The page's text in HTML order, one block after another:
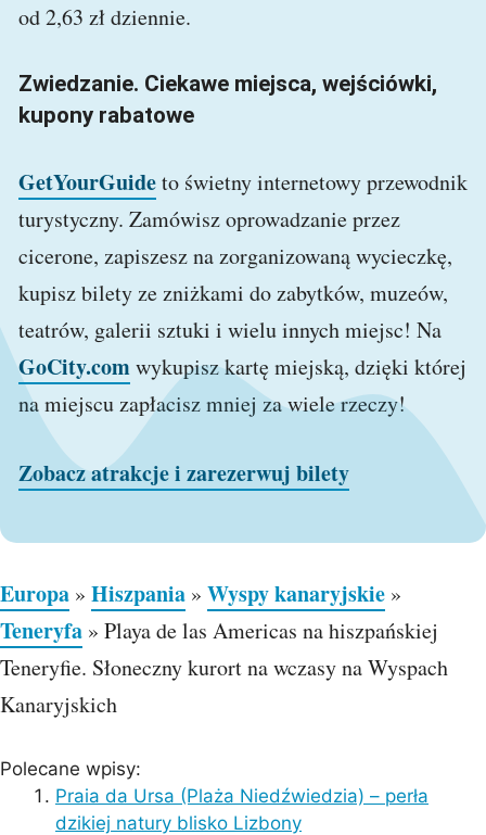
od 2,63 zł dziennie.
Zwiedzanie. Ciekawe miejsca, wejściówki,
kupony rabatowe
GetYourGuideto świetny internetowy przewodnik
turystyczny. Zamówisz oprowadzanie przez
cicerone, zapiszesz na zorganizowaną wycieczkę,
kupisz bilety ze zniżkami do zabytków, muzeów,
teatrów, galerii sztuki i wielu innych miejsc! Na
GoCity.comwykupisz kartę miejską, dzięki której
na miejscu zapłacisz mniej za wiele rzeczy!
Zobacz atrakcje i zarezerwuj bilety
Europa » Hiszpania » Wyspy kanaryjskie »
Teneryfa » Playa de las Americas na hiszpańskiej
Teneryfie. Słoneczny kurort na wczasy na Wyspach
Kanaryjskich
Polecane wpisy:
Praia da Ursa (Plaża Niedźwiedzia) – perła
dzikiej natury blisko Lizbony